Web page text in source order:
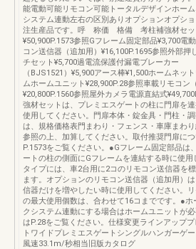
能電動可能リモコン可能トータルデザインホー
システム連動左右の区別ありオプションオプシ
注生産品です。呼 称価 格備 考柱補強材セッ
¥50,900P.1573参照Gフレーム固定部品¥3,700電
コン送信器（追加用）¥16,100P.1695参照外部押
チセット¥5,700過電流保護付漏電ブレーカー
（BJS1521）¥5,900アース棒¥1,500ホームネッ
ムホームユニット¥28,900P.28参照車載リモコン
¥20,800P.1560参照屋外カメラ電源直結式
強材セットは、プレミエスゲートの柱に門扉を
使用してください。門扉本体・錠金具・門柱・
は、規格価格表門まわり・フェンス・車庫まわ
参照の上、加算してください。取付推奨門扉につ
P.1573をご覧ください。●Gフレーム固定部品は
ートの柱の側面にGフレームを連結する時に使
タイプには、車2台用に2コのリモコン送信器を
ます。オプションのリモコン送信器（追加用）
信器だけを増やしたい時に使用してください。
の最大使用個数は、合わせて16コまでです。●ホ
クシステム連動にする場合はホームユニットが
はP.28をご覧ください。仕様変更ラインアップ
トワイドプレミエスゲートシングルハンガーゲ
風速33.1m/秒相当旧版カタログ